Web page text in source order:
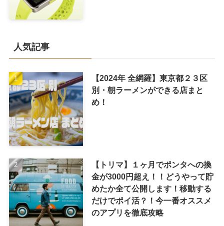
人気記事
【2024年 全網羅】東京都２３区
別・朝ラーメンができる店まと
め！
【トリマ】１ヶ月でポンタへの換
金が3000円超え！！どうやって貯
めたか全て公開します！移動する
だけでポイ活？！今一番オススメ
のアプリを徹底攻略